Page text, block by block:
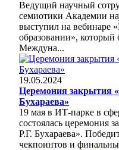
Ведущий научный
семиотики Академии
выступил на вебинаре
образовании», который
Междуна...
19.05.2024
Церемония закрытия
Бухараева»
19 мая в ИТ-парке в
состоялась церемония
Р.Г. Бухараева».
чекпоинтов и